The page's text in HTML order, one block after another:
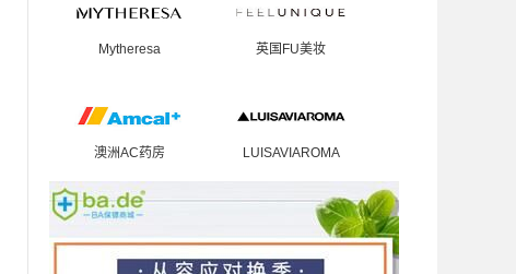
Mytheresa 英国FU美妆
澳洲AC药房 LUISAVIAROMA